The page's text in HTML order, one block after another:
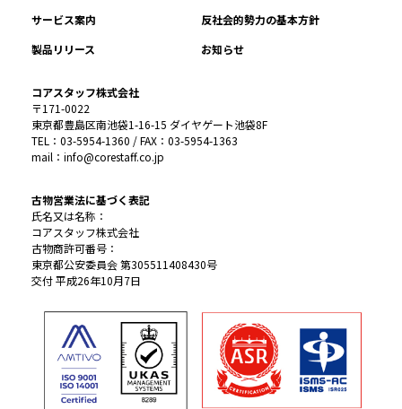
サービス案内
反社会的勢力の基本方針
製品リリース
お知らせ
コアスタッフ株式会社
〒171-0022
東京都豊島区南池袋1-16-15 ダイヤゲート池袋8F
TEL：03-5954-1360 / FAX：03-5954-1363
mail：info@corestaff.co.jp
古物営業法に基づく表記
氏名又は名称：
コアスタッフ株式会社
古物商許可番号：
東京都公安委員会 第305511408430号
交付 平成26年10月7日